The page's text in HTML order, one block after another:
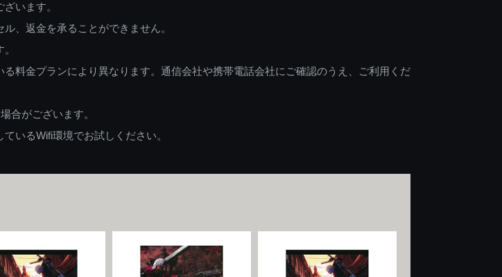
います。
、返金を承ることができません。
料金プランにより異なります。通信会社や携帯電話会社にご確認のうえ、ご利用くだ
合がございます。
いるWifi環境でお試しください。